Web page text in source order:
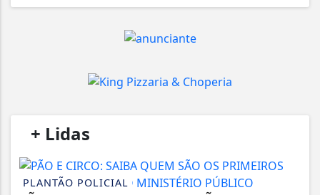
+ Lidas
PLANTÃO POLICIAL